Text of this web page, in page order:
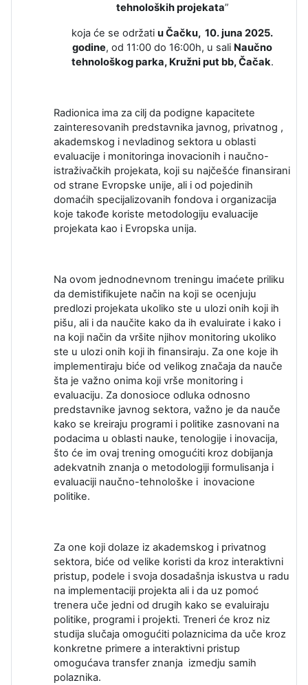
tehnoloških projekata”
koja će se održati u Čačku, 10. juna 2025.
godine, od 11:00 do 16:00h, u sali Naučno
tehnološkog parka, Kružni put bb, Čačak.
Radionica ima za cilj da podigne kapacitete
zainteresovanih predstavnika javnog, privatnog ,
akademskog i nevladinog sektora u oblasti
evaluacije i monitoringa inovacionih i naučno-
istraživačkih projekata, koji su najčešće finansirani
od strane Evropske unije, ali i od pojedinih
domaćih specijalizovanih fondova i organizacija
koje takođe koriste metodologiju evaluacije
projekata kao i Evropska unija.
Na ovom jednodnevnom treningu imaćete priliku
da demistifikujete način na koji se ocenjuju
predlozi projekata ukoliko ste u ulozi onih koji ih
pišu, ali i da naučite kako da ih evaluirate i kako i
na koji način da vršite njihov monitoring ukoliko
ste u ulozi onih koji ih finansiraju. Za one koje ih
implementiraju biće od velikog značaja da nauče
šta je važno onima koji vrše monitoring i
evaluaciju. Za donosioce odluka odnosno
predstavnike javnog sektora, važno je da nauče
kako se kreiraju programi i politike zasnovani na
podacima u oblasti nauke, tenologije i inovacija,
što će im ovaj trening omogućiti kroz dobijanja
adekvatnih znanja o metodologiji formulisanja i
evaluaciji naučno-tehnološke i inovacione
politike.
Za one koji dolaze iz akademskog i privatnog
sektora, biće od velike koristi da kroz interaktivni
pristup, podele i svoja dosadašnja iskustva u radu
na implementaciji projekta ali i da uz pomoć
trenera uče jedni od drugih kako se evaluiraju
politike, programi i projekti. Treneri će kroz niz
studija slučaja omogućiti polaznicima da uče kroz
konkretne primere a interaktivni pristup
omogućava transfer znanja izmedju samih
polaznika.